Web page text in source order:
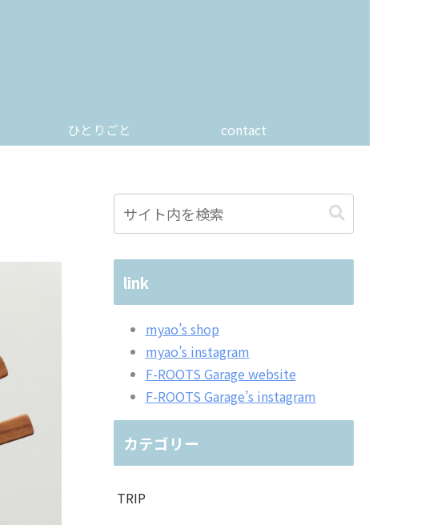
ひとりごと contact
link
myao’s shop
myao’s instagram
F-ROOTS Garage website
F-ROOTS Garage’s instagram
カテゴリー
TRIP